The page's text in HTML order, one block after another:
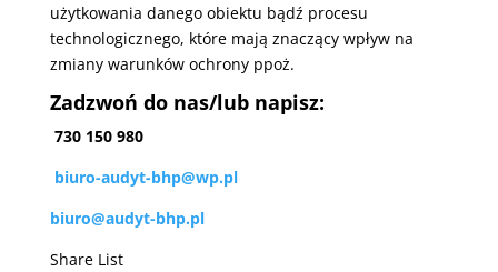
użytkowania danego obiektu bądź procesu
technologicznego, które mają znaczący wpływ na
zmiany warunków ochrony ppoż.
Zadzwoń do nas/lub napisz:
730 150 980
biuro-audyt-bhp@wp.pl
biuro@audyt-bhp.pl
Share List